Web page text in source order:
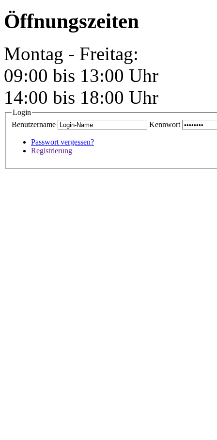
Öffnungszeiten
Montag - Freitag:
09:00 bis 13:00 Uhr
14:00 bis 18:00 Uhr
Login
Benutzername
Kennwort
Passwort vergessen?
Registrierung